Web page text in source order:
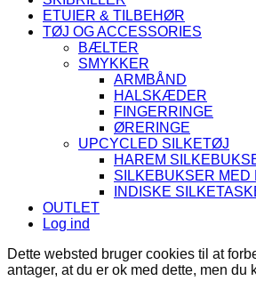
ETUIER & TILBEHØR
TØJ OG ACCESSORIES
BÆLTER
SMYKKER
ARMBÅND
HALSKÆDER
FINGERRINGE
ØRERINGE
UPCYCLED SILKETØJ
HAREM
SILKEBUKSER MED
INDISKE
OUTLET
Log ind
Dette websted bruger cookies til at
antager, at du er ok med dette, men